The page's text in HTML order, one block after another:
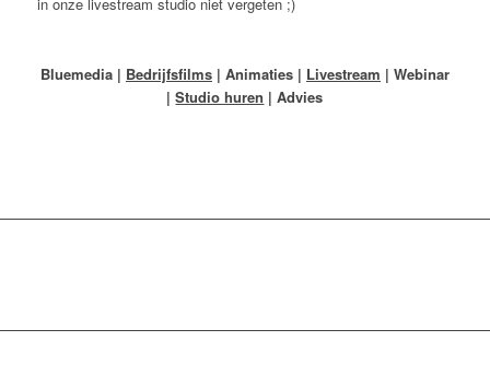
in onze livestream studio niet vergeten ;)
Bluemedia | Bedrijfsfilms| Animaties | Livestream | Webinar
|Studio huren | Advies